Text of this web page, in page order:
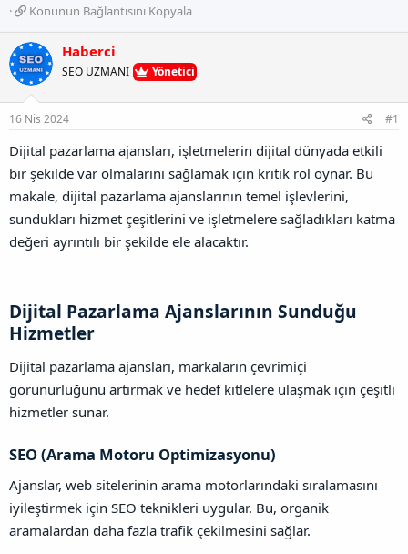
y
u
b
a
ş
l
a
a
n
g
ı
ç
a
h
e
t
l
e
K
n
u
n
u
B
ğ
l
a
t
ı
ı
K
o
y
a
a
Konunun Bağlantısını Kopyala
Haberci
SEO UZMANI Yönetici
16 Nis 2024 #1
Dijital pazarlama ajansları, işletmelerin dijital dünyada etkili
bir şekilde var olmalarını sağlamak için kritik rol oynar. Bu
makale, dijital pazarlama ajanslarının temel işlevlerini,
sundukları hizmet çeşitlerini ve işletmelere sağladıkları katma
değeri ayrıntılı bir şekilde ele alacaktır.
Dijital Pazarlama Ajanslarının Sunduğu
Hizmetler​
Dijital pazarlama ajansları, markaların çevrimiçi
görünürlüğünü artırmak ve hedef kitlelere ulaşmak için çeşitli
hizmetler sunar.
SEO (Arama Motoru Optimizasyonu)​
Ajanslar, web sitelerinin arama motorlarındaki sıralamasını
iyileştirmek için SEO teknikleri uygular. Bu, organik
aramalardan daha fazla trafik çekilmesini sağlar.